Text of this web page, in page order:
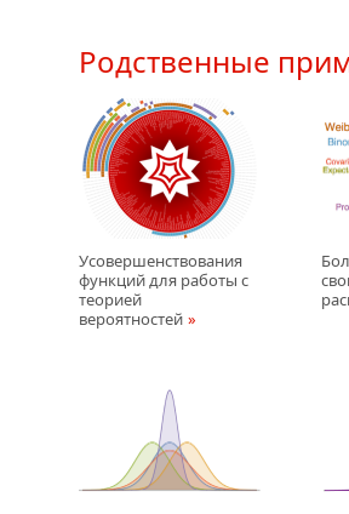
Родственные
Усовершенствования
функций для работы с
теорией
вероятностей